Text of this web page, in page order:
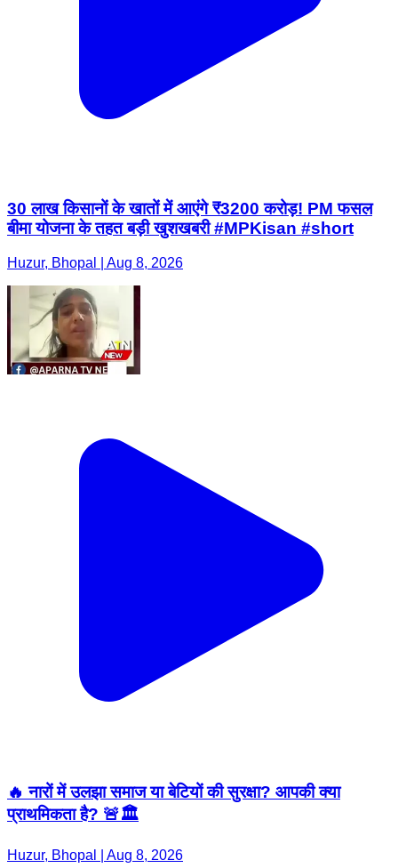
30 लाख किसानों के खातों में आएंगे ₹3200 करोड़! PM फसल
बीमा योजना के तहत बड़ी खुशखबरी #MPKisan #short
Huzur, Bhopal | Aug 8, 2026
🔥 नारों में उलझा समाज या बेटियों की सुरक्षा? आपकी क्या
प्राथमिकता है? 🚨🏛️
Huzur, Bhopal | Aug 8, 2026